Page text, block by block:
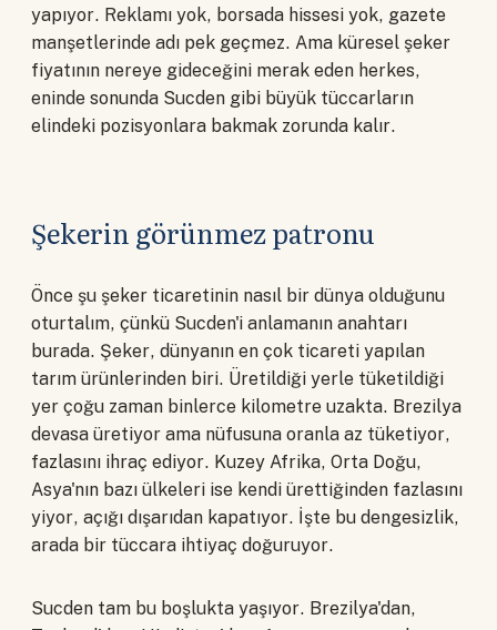
yapıyor. Reklamı yok, borsada hissesi yok, gazete
manşetlerinde adı pek geçmez. Ama küresel şeker
fiyatının nereye gideceğini merak eden herkes,
eninde sonunda Sucden gibi büyük tüccarların
elindeki pozisyonlara bakmak zorunda kalır.
Şekerin görünmez patronu
Önce şu şeker ticaretinin nasıl bir dünya olduğunu
oturtalım, çünkü Sucden'i anlamanın anahtarı
burada. Şeker, dünyanın en çok ticareti yapılan
tarım ürünlerinden biri. Üretildiği yerle tüketildiği
yer çoğu zaman binlerce kilometre uzakta. Brezilya
devasa üretiyor ama nüfusuna oranla az tüketiyor,
fazlasını ihraç ediyor. Kuzey Afrika, Orta Doğu,
Asya'nın bazı ülkeleri ise kendi ürettiğinden fazlasını
yiyor, açığı dışarıdan kapatıyor. İşte bu dengesizlik,
arada bir tüccara ihtiyaç doğuruyor.
Sucden tam bu boşlukta yaşıyor. Brezilya'dan,